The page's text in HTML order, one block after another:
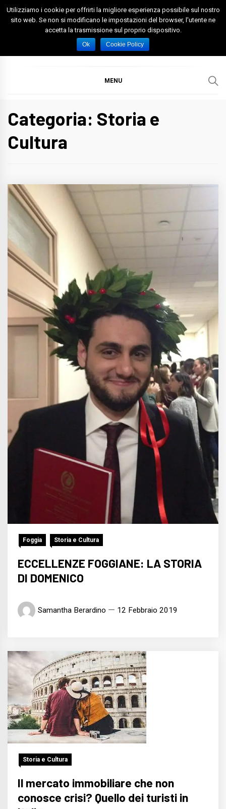
Skip
Spazio Foggia
Foggia News Calcio Eventi e Attività nella Capitanata
MENU
Categoria: Storia e
Cultura
Foggia Storia e Cultura
ECCELLENZE FOGGIANE: LA STORIA
DI DOMENICO
Samantha Berardino 12 Febbraio 2019
Storia e Cultura
Il mercato immobiliare che non
conosce crisi? Quello dei turisti in
Utilizziamo i cookie per offrirti la migliore esperienza possibile sul nostro
sito web. Se non si modificano le impostazioni del browser, l'utente ne
accetta la trasmissione sul proprio dispositivo.
Ok Cookie Policy